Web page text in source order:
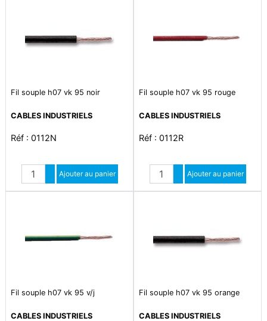
Fil souple h07 vk 95 noir
CABLES INDUSTRIELS
Réf : 0112N
Quantité
Augmenter quantité
Diminuer quantité
Ajouter au panier
Fil souple h07 vk 95 rouge
CABLES INDUSTRIELS
Réf : 0112R
Quantité
Augmenter quantité
Diminuer quantité
Ajouter au panier
Fil souple h07 vk 95 v/j
CABLES INDUSTRIELS
Fil souple h07 vk 95 orange
CABLES INDUSTRIELS